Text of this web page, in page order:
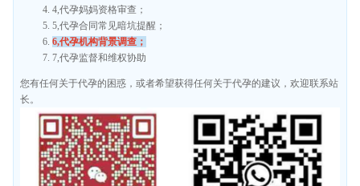
4,代孕妈妈资格审查；
5,代孕合同常见暗坑提醒；
6,代孕机构背景调查；
7,代孕监督和维权协助
您有任何关于代孕的困惑，或者希望获得任何关于代孕的建议，欢迎联系站
长。